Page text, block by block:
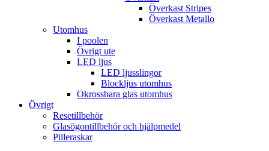
Överkast Stripes
Överkast Metallo
Utomhus
I poolen
Övrigt ute
LED ljus
LED ljusslingor
Blockljus utomhus
Okrossbara glas utomhus
Övrigt
Resetillbehör
Glasögontillbehör och hjälpmedel
Pilleraskar